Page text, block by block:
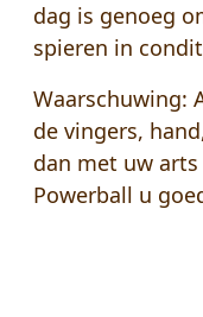
dag is genoeg
spieren in
Waarschuwing:
de vingers,
dan met uw
Powerball u